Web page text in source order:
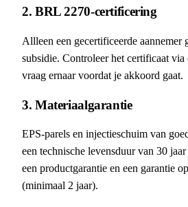
2. BRL 2270-certificering
Allleen een gecertificeerde aannemer
subsidie. Controleer het certificaat
vraag ernaar voordat je akkoord gaat.
3. Materiaalgarantie
EPS-parels en injectieschuim van
een technische levensduur van 30
een productgarantie en een garantie
(minimaal 2 jaar).